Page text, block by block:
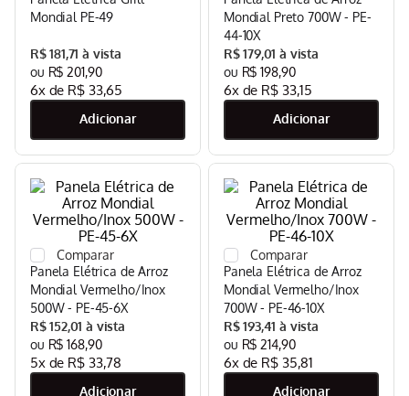
Mondial PE-49
R$ 181,71
R$ 201,90
6x de R$ 33,65
Mondial Preto 700W - PE-
44-10X
R$ 179,01
R$ 198,90
6x de R$ 33,15
Panela Elétrica de Arroz
Mondial Vermelho/Inox
500W - PE-45-6X
R$ 152,01
R$ 168,90
5x de R$ 33,78
Panela Elétrica de Arroz
Mondial Vermelho/Inox
700W - PE-46-10X
R$ 193,41
R$ 214,90
6x de R$ 35,81